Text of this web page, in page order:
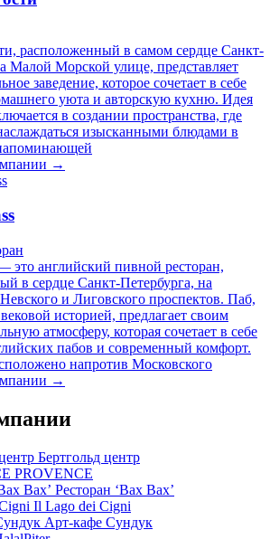
расположенный в самом сердце Санкт-
Малой Морской улице, представляет
заведение, которое сочетает в себе
уюта и авторскую кухню. Идея
в создании пространства, где
изысканными блюдами в
→
это английский пивной ресторан,
в сердце Санкт-Петербурга, на
и Лиговского проспектов. Паб,
историей, предлагает своим
атмосферу, которая сочетает в себе
пабов и современный комфорт.
напротив Московского
→
Бертгольд центр
PROVENCE
Ресторан ‘Вах Вах’
Il Lago dei Cigni
Арт-кафе Сундук